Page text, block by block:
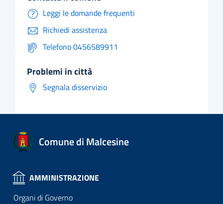
Leggi le domande frequenti
Richiedi assistenza
Telefono 0456589911
problemi in città
Segnala disservizio
Comune di Malcesine
AMMINISTRAZIONE
Organi di Governo